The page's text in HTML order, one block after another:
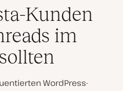
Kunden
im
WordPress-